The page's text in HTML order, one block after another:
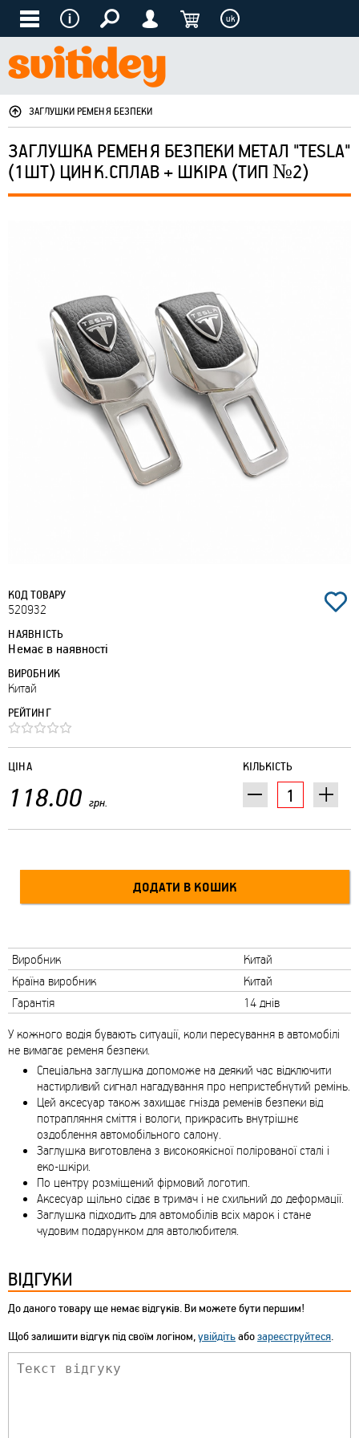
uk
ЗАГЛУШКИ РЕМЕНЯ БЕЗПЕКИ
ЗАГЛУШКА РЕМЕНЯ БЕЗПЕКИ МЕТАЛ "TESLA"
(1ШТ) ЦИНК.СПЛАВ + ШКІРА (ТИП №2)
КОД ТОВАРУ
520932
НАЯВНІСТЬ
Немає в наявності
ВИРОБНИК
Китай
РЕЙТИНГ
КІЛЬКІСТЬ
ЦІНА
118.00 грн.
Виробник
Китай
Країна виробник
Китай
Гарантія
14 днів
У кожного водія бувають ситуації, коли пересування в автомобілі
не вимагає ременя безпеки.
Спеціальна заглушка допоможе на деякий час відключити
настирливий сигнал нагадування про непристебнутий ремінь.
Цей аксесуар також захищає гнізда ременів безпеки від
потрапляння сміття і вологи, прикрасить внутрішнє
оздоблення автомобільного салону.
Заглушка виготовлена з високоякісної полірованої сталі і
еко-шкіри.
По центру розміщений фірмовий логотип.
Аксесуар щільно сідає в тримач і не схильний до деформації.
Заглушка підходить для автомобілів всіх марок і стане
чудовим подарунком для автолюбителя.
ВІДГУКИ
До даного товару ще немає відгуків. Ви можете бути першим!
Щоб залишити відгук під своїм логіном,увійдітьабозареєструйтеся.